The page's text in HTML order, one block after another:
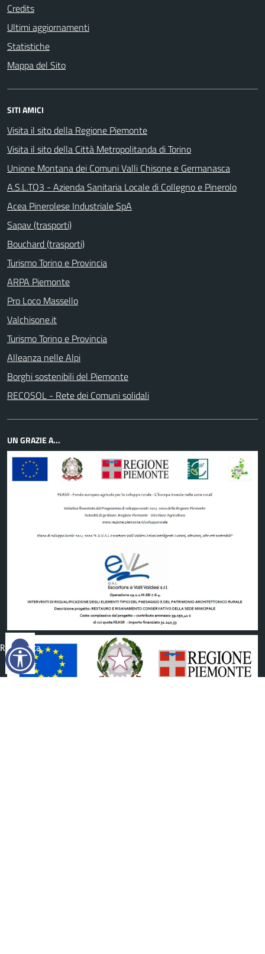
Credits
Ultimi aggiornamenti
Statistiche
Mappa del Sito
SITI AMICI
Visita il sito della Regione Piemonte
Visita il sito della Città Metropolitanda di Torino
Unione Montana dei Comuni Valli Chisone e Germanasca
A.S.L.TO3 - Azienda Sanitaria Locale di Collegno e Pinerolo
Acea Pinerolese Industriale SpA
Sapav (trasporti)
Bouchard (trasporti)
Turismo Torino e Provincia
ARPA Piemonte
Pro Loco Massello
Valchisone.it
Turismo Torino e Provincia
Alleanza nelle Alpi
Borghi sostenibili del Piemonte
RECOSOL - Rete dei Comuni solidali
UN GRAZIE A...
Reimposta
tutto